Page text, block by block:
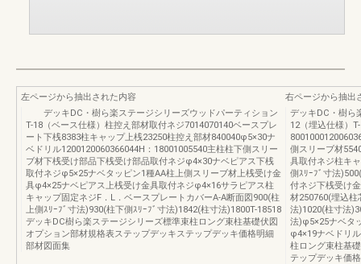
左ページから抽出された内容
デッキDC・樹ら楽ステージシリーズウッドパーティション
T-18（ベース仕様）柱控え部材取付ネジ7014070140ベースプレ
ート下桟8383柱キャップ上桟23250柱控え部材840040φ5×30ナ
ベドリル1200120060366044H：18001005540主柱柱下側スリー
ブ材下桟受け部品下桟受け部品取付ネジφ4×30ナベピアス下桟
取付ネジφ5×25ナベタッピン1種AA柱上側スリーブ材上桟受け金
具φ4×25ナベピアス上桟受け金具取付ネジφ4×16サラピアス柱
キャップ固定ネジF．L．ベースプレートカバーA-A断面図900(柱
上側ｽﾘｰﾌﾞ寸法)930(柱下側ｽﾘｰﾌﾞ寸法)1842(柱寸法)1800T-18518
デッキDC樹ら楽ステージシリーズ標準束柱ロング束柱基礎伏図
オプション部材規格表ステップデッキステップデッキ価格明細
部材図面集
右ページから抽出
デッキDC・樹ら
12（埋込仕様）
側スリーブ材
具取付ネジ柱キ
側ｽﾘｰﾌﾞ寸法
付ネジ下桟受け
材250760(埋込
法)1020(柱寸法
法)φ5×25ナベタ
φ4×19ナベドリ
柱ロング束柱基
テップデッキ価